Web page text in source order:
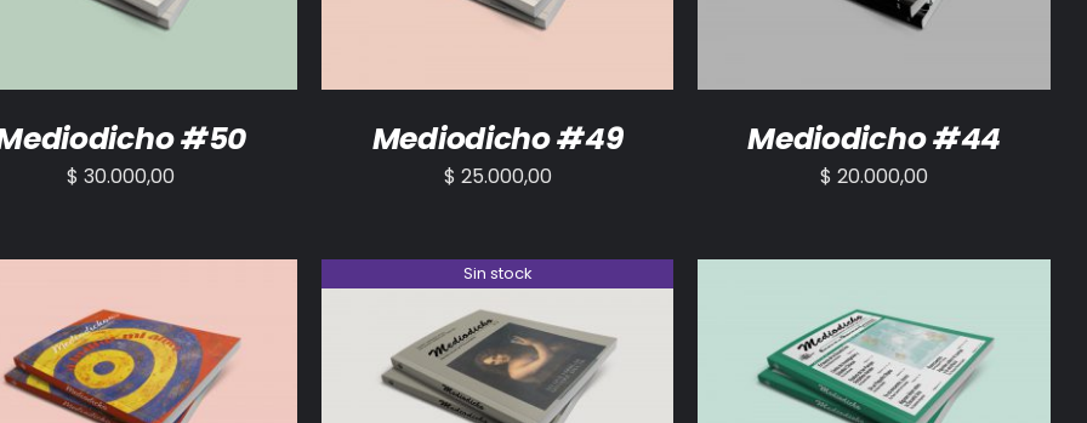
#50
$ 30.000,00
Mediodicho #49
$ 25.000,00
Mediodicho #44
$ 20.000,00
AL CARRITO / DETALLES
Sin stock
DETALLES AÑADIR AL CARRITO / DETALLES